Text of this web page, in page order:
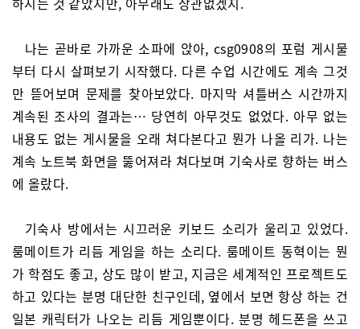
나는 곧바로 가까운 소파에 앉아, csg0908의 포럼 게시물
부터 다시 살펴보기 시작했다. 다른 수업 시간에도 계속 그것
만 뜯어보며 문제를 찾아보았다. 마지막 셔틀버스 시간까지
계속된 조사의 결과는… 당연히 아무것도 없었다. 아무 없는
내용도 없는 게시물을 오래 쳐다본다고 뭔가 나올 리가. 나는
계속 노트북 화면을 뚫어져라 쳐다보며 기숙사로 향하는 버스
에 올랐다.
기숙사 방에서는 시끄러운 키보드 소리가 울리고 있었다.
룸메이트가 리듬 게임을 하는 소리다. 룸메이트 동혁이는 뭔
가 학점도 좋고, 상도 많이 받고, 지금은 세계적인 프로젝트도
하고 있다는 분명 대단한 친구인데, 옆에서 보면 항상 하는 건
일본 캐릭터가 나오는 리듬 게임뿐이다. 분명 헤드폰을 쓰고